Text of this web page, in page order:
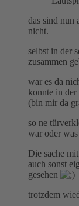
das sind nun
nicht.
selbst in der
zusammen
war es da
konnte in der
(bin mir da
so ne
war oder
Die sache
auch sonst
gesehen
trotzdem